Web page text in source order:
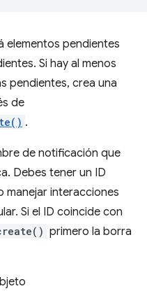
elementos pendientes
Si hay al menos
pendientes, crea una
de
.
de notificación que
Debes tener un ID
interacciones
Si el ID coincide con
primero la borra